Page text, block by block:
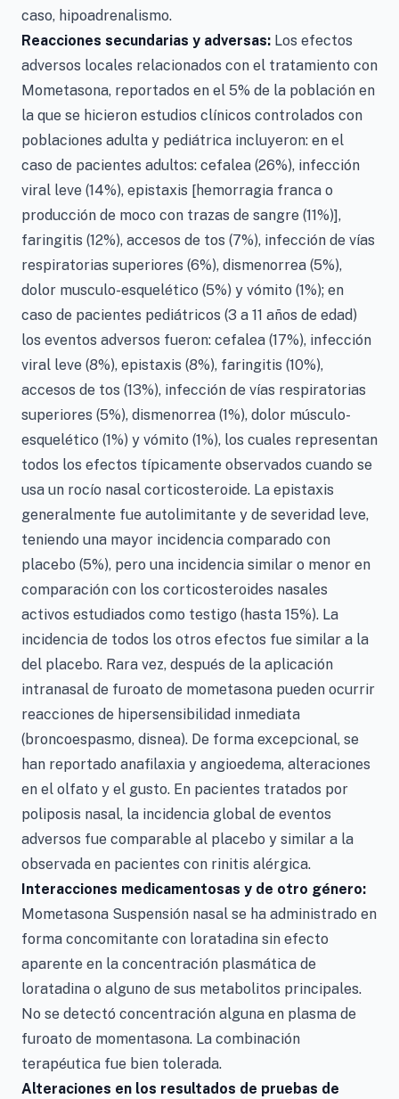
caso, hipoadrenalismo.
Reacciones secundarias y adversas: Los efectos
adversos locales relacionados con el tratamiento con
Mometasona, reportados en el 5% de la población en
la que se hicieron estudios clínicos controlados con
poblaciones adulta y pediátrica incluyeron: en el
caso de pacientes adultos: cefalea (26%), infección
viral leve (14%), epistaxis [hemorragia franca o
producción de moco con trazas de sangre (11%)],
faringitis (12%), accesos de tos (7%), infección de vías
respiratorias superiores (6%), dismenorrea (5%),
dolor musculo-esquelético (5%) y vómito (1%); en
caso de pacientes pediátricos (3 a 11 años de edad)
los eventos adversos fueron: cefalea (17%), infección
viral leve (8%), epistaxis (8%), faringitis (10%),
accesos de tos (13%), infección de vías respiratorias
superiores (5%), dismenorrea (1%), dolor músculo-
esquelético (1%) y vómito (1%), los cuales representan
todos los efectos típicamente observados cuando se
usa un rocío nasal corticosteroide. La epistaxis
generalmente fue autolimitante y de severidad leve,
teniendo una mayor incidencia comparado con
placebo (5%), pero una incidencia similar o menor en
comparación con los corticosteroides nasales
activos estudiados como testigo (hasta 15%). La
incidencia de todos los otros efectos fue similar a la
del placebo. Rara vez, después de la aplicación
intranasal de furoato de mometasona pueden ocurrir
reacciones de hipersensibilidad inmediata
(broncoespasmo, disnea). De forma excepcional, se
han reportado anafilaxia y angioedema, alteraciones
en el olfato y el gusto. En pacientes tratados por
poliposis nasal, la incidencia global de eventos
adversos fue comparable al placebo y similar a la
observada en pacientes con rinitis alérgica.
Interacciones medicamentosas y de otro género:
Mometasona Suspensión nasal se ha administrado en
forma concomitante con loratadina sin efecto
aparente en la concentración plasmática de
loratadina o alguno de sus metabolitos principales.
No se detectó concentración alguna en plasma de
furoato de momentasona. La combinación
terapéutica fue bien tolerada.
Alteraciones en los resultados de pruebas de